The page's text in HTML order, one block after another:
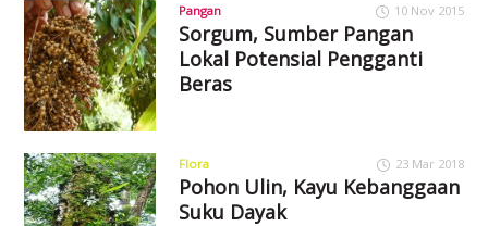
Pangan 10 Nov 2015
Sorgum, Sumber Pangan
Lokal Potensial Pengganti
Beras
Flora 23 Mar 2018
Pohon Ulin, Kayu Kebanggaan
Suku Dayak